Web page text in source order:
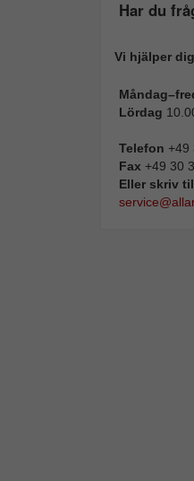
Har du
Vi hjälper
Lördag
Telefon +49
Fax +49 30
Eller skriv